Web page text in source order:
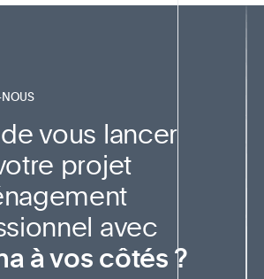
vous lancer
projet
avec
à vos côtés ?